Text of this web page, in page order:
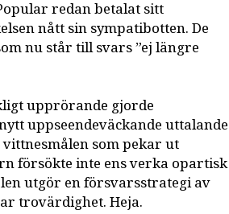
redan betalat sitt
nått sin sympatibotten. De
nu står till svars ”ej längre
upprörande gjorde
uppseendeväckande uttalande
som pekar ut
försökte inte ens verka opartisk
utgör en försvarsstrategi av
trovärdighet. Heja.